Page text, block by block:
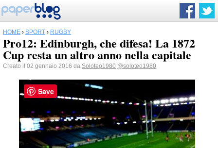
HOME › SPORT › RUGBY
Pro12: Edinburgh, che difesa! La 1872
Cup resta un altro anno nella capitale
Creato il 02 gennaio 2016 da Soloteo1980 @soloteo1980
Save